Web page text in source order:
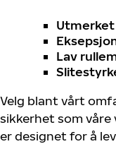
Lav
Velg blant vårt
sikkerhet som
er designet for å